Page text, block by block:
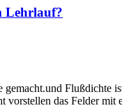
Lehrlauf?
Flußdichte
das Felder mit